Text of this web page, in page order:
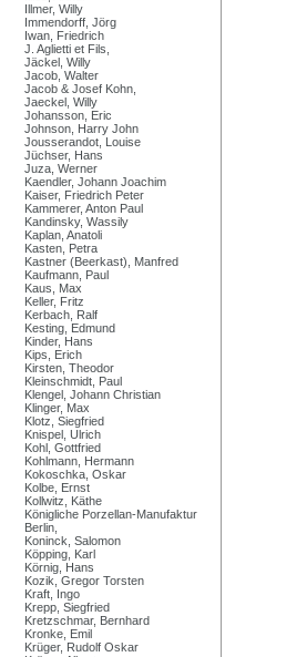
Illmer, Willy
Immendorff, Jörg
Iwan, Friedrich
J. Aglietti et Fils,
Jäckel, Willy
Jacob, Walter
Jacob & Josef Kohn,
Jaeckel, Willy
Johansson, Eric
Johnson, Harry John
Jousserandot, Louise
Jüchser, Hans
Juza, Werner
Kaendler, Johann Joachim
Kaiser, Friedrich Peter
Kammerer, Anton Paul
Kandinsky, Wassily
Kaplan, Anatoli
Kasten, Petra
Kastner (Beerkast), Manfred
Kaufmann, Paul
Kaus, Max
Keller, Fritz
Kerbach, Ralf
Kesting, Edmund
Kinder, Hans
Kips, Erich
Kirsten, Theodor
Kleinschmidt, Paul
Klengel, Johann Christian
Klinger, Max
Klotz, Siegfried
Knispel, Ulrich
Kohl, Gottfried
Kohlmann, Hermann
Kokoschka, Oskar
Kolbe, Ernst
Kollwitz, Käthe
Königliche Porzellan-Manufaktur
Berlin,
Koninck, Salomon
Köpping, Karl
Körnig, Hans
Kozik, Gregor Torsten
Kraft, Ingo
Krepp, Siegfried
Kretzschmar, Bernhard
Kronke, Emil
Krüger, Rudolf Oskar